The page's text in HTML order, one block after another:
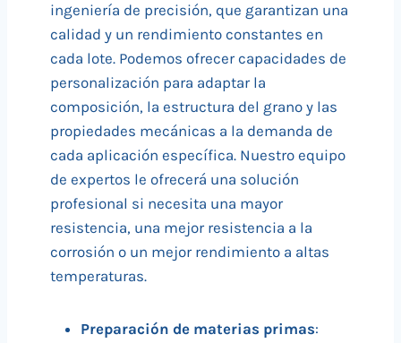
ingeniería de precisión, que garantizan una
calidad y un rendimiento constantes en
cada lote. Podemos ofrecer capacidades de
personalización para adaptar la
composición, la estructura del grano y las
propiedades mecánicas a la demanda de
cada aplicación específica. Nuestro equipo
de expertos le ofrecerá una solución
profesional si necesita una mayor
resistencia, una mejor resistencia a la
corrosión o un mejor rendimiento a altas
temperaturas.
Preparación de materias primas: